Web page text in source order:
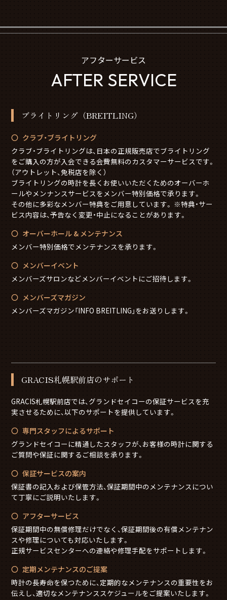
アフターサービス
AFTER SERVICE
ブライトリング（BREITLING）
クラブ・ブライトリング
クラブ・ブライトリングは、日本の正規販売店でブライトリング
をご購入の方が入会できる会費無料のカスタマーサービスです。
（アウトレット、免税店を除く）
ブライトリングの時計を長くお使いいただくためのオーバーホ
ールやメンナンスサービスをメンバー特別価格で承ります。
その他に多彩なメンバー特典をご用意しています。 ※特典・サー
ビス内容は、予告なく変更・中止になることがあります。
オーバーホール & メンテナンス
メンバー特別価格でメンテナンスを承ります。
メンバーイベント
メンバーズサロンなどメンバーイベントにご招待します。
メンバーズマガジン
メンバーズマガジン「INFO BREITLING」をお送りします。
GRACIS札幌駅前店のサポート
GRACIS札幌駅前店では、グランドセイコーの保証サービスを充
実させるために、以下のサポートを提供しています。
専門スタッフによるサポート
グランドセイコーに精通したスタッフが、お客様の時計に関する
ご質問や保証に関するご相談を承ります。
保証サービスの案内
保証書の記入および保管方法、保証期間中のメンテナンスについ
て丁寧にご説明いたします。
アフターサービス
保証期間中の無償修理だけでなく、保証期間後の有償メンテナン
スや修理についても対応いたします。
正規サービスセンターへの連絡や修理手配をサポートします。
定期メンテナンスのご提案
時計の長寿命を保つために、定期的なメンテナンスの重要性をお
伝えし、適切なメンテナンススケジュールをご提案いたします。